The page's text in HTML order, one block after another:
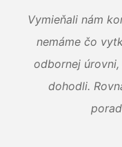
Vymieňali nám
nemáme čo
odbornej
dohodli.